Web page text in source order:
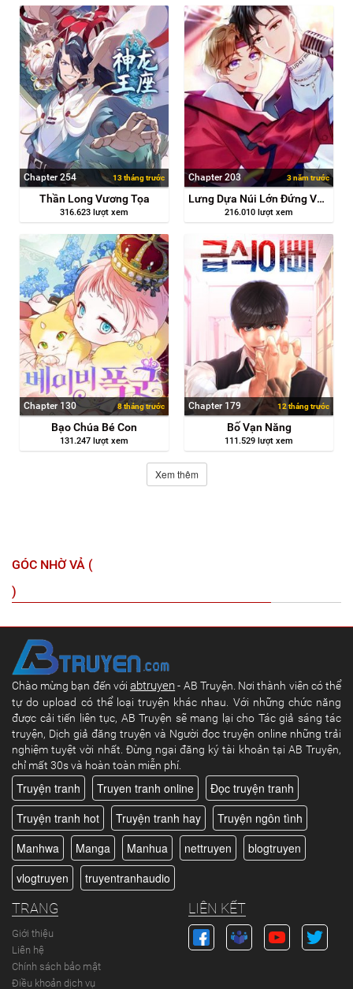
Chapter 254
Thần Long Vương Tọa
316.623 lượt xem
13 tháng trước Chapter 203
Lưng Dựa Núi Lớn Đứng Vững C Vị
216.010 lượt xem
3 năm trước
Chapter 130
Bạo Chúa Bé Con
131.247 lượt xem
8 tháng trước Chapter 179
Bố Vạn Năng
111.529 lượt xem
12 tháng trước
Xem thêm
GÓC NHỜ VẢ (
)
Chào mừng bạn đến vớiabtruyen- AB Truyện. Nơi thành viên có thể
tự do upload có thể loại truyện khác nhau. Với những chức năng
được cải tiến liên tục, AB Truyện sẽ mang lại cho Tác giả sáng tác
truyện, Dịch giả đăng truyện và Người đọc truyện online những trải
nghiệm tuyệt vời nhất. Đừng ngại đăng ký tài khoản tại AB Truyện,
chỉ mất 30s và hoàn toàn miễn phí.
Truyện tranh Truyen tranh online
Đọc truyện tranh
Truyện tranh hot
Truyện tranh hay
Truyện ngôn tình
Manhwa
Manga Manhua nettruyen
blogtruyen
vlogtruyen
truyentranhaudio
TRANG
Giới thiệu
Liên hệ
Chính sách bảo mật
Điều khoản dịch vụ
LIÊN KẾT